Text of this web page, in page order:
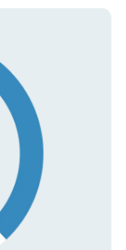
ださい。